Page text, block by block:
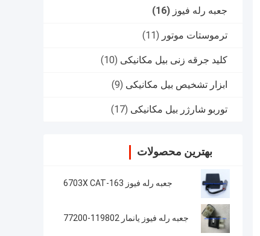
جعبه رله فیوز (16)
ترموستات موتور (11)
کلید جرقه زنی بیل مکانیکی (10)
ابزار تشخیص بیل مکانیکی (9)
توربو شارژر بیل مکانیکی (17)
بهترین محصولات
جعبه رله فیوز 163-6703X CAT
جعبه رله فیوز یانمار 119802-77200